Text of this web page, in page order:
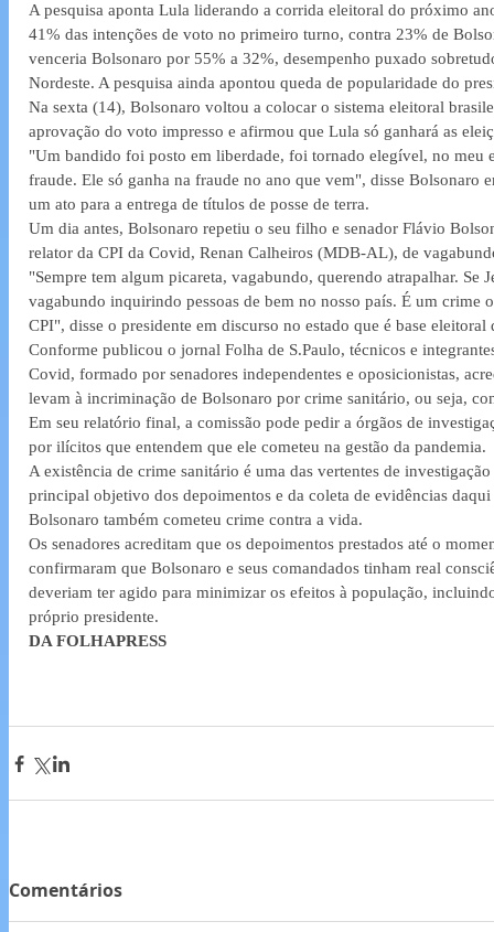
A pesquisa aponta Lula liderando a corrida eleitoral do próximo
41% das intenções de voto no primeiro turno, contra 23% de
venceria Bolsonaro por 55% a 32%, desempenho puxado
Nordeste. A pesquisa ainda apontou queda de popularidade do
Na sexta (14), Bolsonaro voltou a colocar o sistema eleitoral
aprovação do voto impresso e afirmou que Lula só ganhará as
"Um bandido foi posto em liberdade, foi tornado elegível, no meu
fraude. Ele só ganha na fraude no ano que vem", disse Bolsonaro
um ato para a entrega de títulos de posse de terra.
Um dia antes, Bolsonaro repetiu o seu filho e senador Flávio
relator da CPI da Covid, Renan Calheiros (MDB-AL), de
"Sempre tem algum picareta, vagabundo, querendo atrapalhar. Se
vagabundo inquirindo pessoas de bem no nosso país. É um crime
CPI", disse o presidente em discurso no estado que é base
Conforme publicou o jornal Folha de S.Paulo, técnicos e
Covid, formado por senadores independentes e oposicionistas,
levam à incriminação de Bolsonaro por crime sanitário, ou seja,
Em seu relatório final, a comissão pode pedir a órgãos de
por ilícitos que entendem que ele cometeu na gestão da pandemia.
A existência de crime sanitário é uma das vertentes de
principal objetivo dos depoimentos e da coleta de evidências
Bolsonaro também cometeu crime contra a vida.
Os senadores acreditam que os depoimentos prestados até o
confirmaram que Bolsonaro e seus comandados tinham real
deveriam ter agido para minimizar os efeitos à população,
próprio presidente.
DA FOLHAPRESS
Comentários